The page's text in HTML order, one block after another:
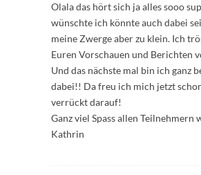
Olala das hört sich ja alles sooo
wünschte ich könnte auch dabei
meine Zwerge aber zu klein. Ich
Euren Vorschauen und Berichten
Und das nächste mal bin ich ganz
dabei!! Da freu ich mich jetzt
verrückt darauf!
Ganz viel Spass allen Teilnehmern
Kathrin